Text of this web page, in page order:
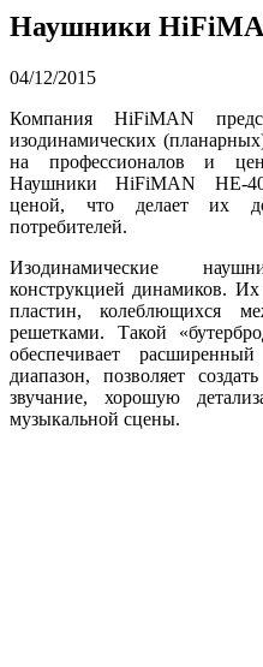
Наушники
04/12/2015
Компания HiFiMAN
изодинамических
на профессионалов и
Наушники HiFiMAN HE-
ценой, что делает их
потребителей.
Изодинамические
конструкцией динамиков.
пластин, колеблющихся
решетками. Такой
обеспечивает
диапазон, позволяет
звучание, хорошую
музыкальной сцены.